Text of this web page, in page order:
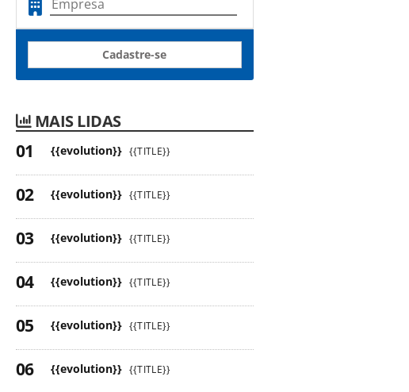
Cadastre-se
MAIS LIDAS
{{evolution}} {{TITLE}}
{{evolution}} {{TITLE}}
{{evolution}} {{TITLE}}
{{evolution}} {{TITLE}}
{{evolution}} {{TITLE}}
{{evolution}} {{TITLE}}